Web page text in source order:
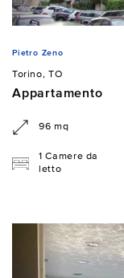
Pietro Zeno
Torino, TO
Appartamento
96 mq
1 Camere da
letto